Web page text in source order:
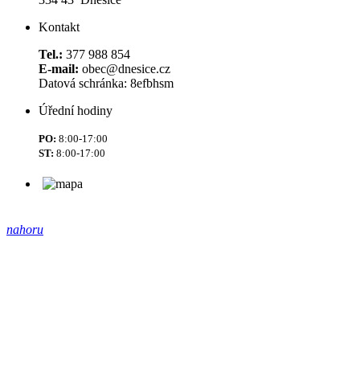
Kontakt
Tel.: 377 988 854
E-mail: obec@dnesice.cz
Datová schránka: 8efbhsm
Úřední hodiny
PO: 8:00-17:00
ST: 8:00-17:00
nahoru